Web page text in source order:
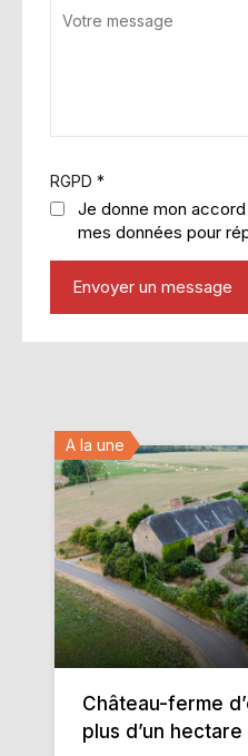
RGPD *
Je donne mon
mes données pour
A la une
Château-ferme
plus d’un